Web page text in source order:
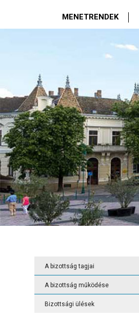
MENETRENDEK
A bizottság tagjai
A bizottság működése
Bizottsági ülések